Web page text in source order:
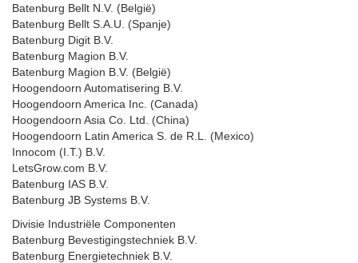
Batenburg Bellt N.V. (België)
Batenburg Bellt S.A.U. (Spanje)
Batenburg Digit B.V.
Batenburg Magion B.V.
Batenburg Magion B.V. (België)
Hoogendoorn Automatisering B.V.
Hoogendoorn America Inc. (Canada)
Hoogendoorn Asia Co. Ltd. (China)
Hoogendoorn Latin America S. de R.L. (Mexico)
Innocom (I.T.) B.V.
LetsGrow.com B.V.
Batenburg IAS B.V.
Batenburg JB Systems B.V.
Divisie Industriële Componenten
Batenburg Bevestigingstechniek B.V.
Batenburg Energietechniek B.V.